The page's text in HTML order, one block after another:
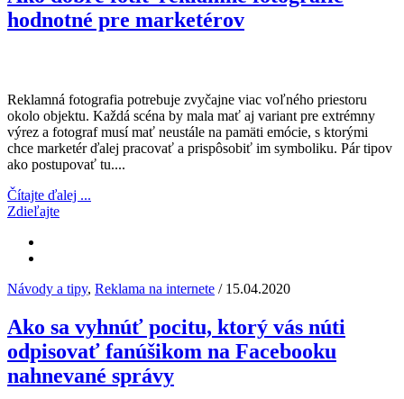
hodnotné pre marketérov
Reklamná fotografia potrebuje zvyčajne viac voľného priestoru
okolo objektu. Každá scéna by mala mať aj variant pre extrémny
výrez a fotograf musí mať neustále na pamäti emócie, s ktorými
chce marketér ďalej pracovať a prispôsobiť im symboliku. Pár tipov
ako postupovať tu....
Čítajte ďalej ...
Zdieľajte
Návody a tipy, Reklama na internete / 15.04.2020
Ako sa vyhnúť pocitu, ktorý vás núti
odpisovať fanúšikom na Facebooku
nahnevané správy